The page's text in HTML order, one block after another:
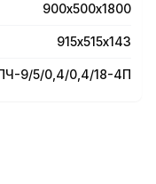
915х515х143 мм.
900х500х1800
915х515х143
9/5/0,4/0,4/18-4П